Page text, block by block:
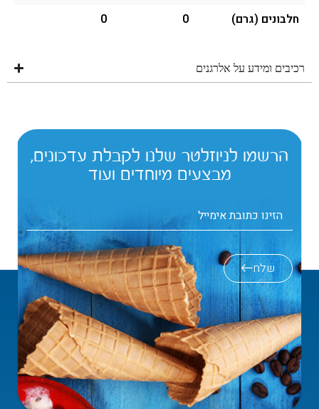
חלבונים (גרם)
0
0
רכיבים ומידע על אלרגנים
הרשמו לניוזלטר שלנו לקבלת עדכונים,
מבצעים מיוחדים ועוד
שלח